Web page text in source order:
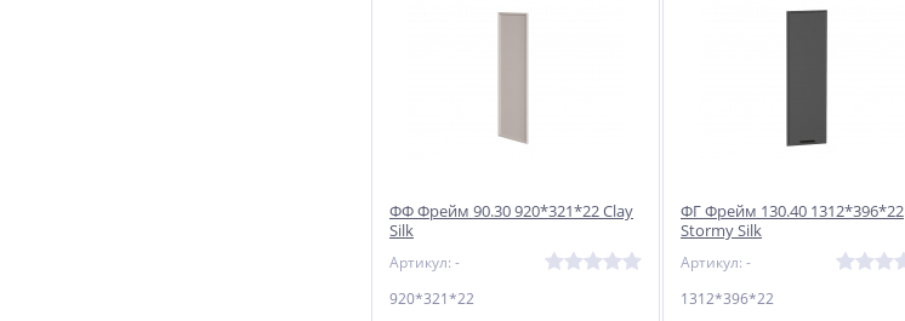
ФФ Фрейм 90.30 920*321*22 Clay
Silk
Артикул: -
920*321*22
ФГ Фрейм 130.40 1312*396*22
Stormy Silk
Артикул: -
1312*396*22